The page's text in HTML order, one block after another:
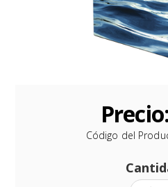
Precio:
Código del